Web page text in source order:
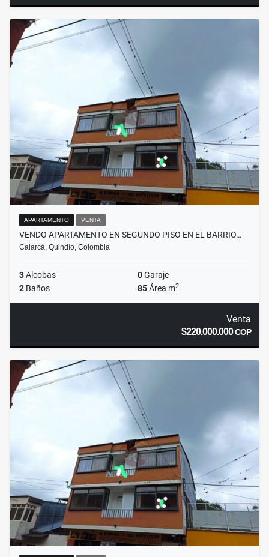
APARTAMENTO VENTA
VENDO APARTAMENTO EN SEGUNDO PISO EN EL BARRIO…
Calarcá, Quindío, Colombia
3Alcobas 0Garaje
2 Baños 85Área m2
Venta
$220.000.000COP